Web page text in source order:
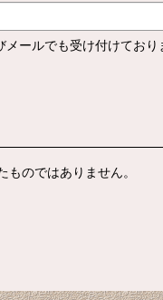
ールでも受け付けており
のではありません。